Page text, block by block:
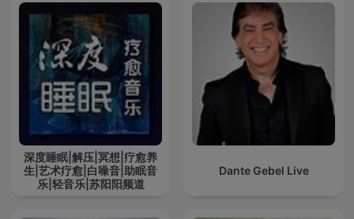
深度睡眠|解压|冥想|疗愈养
生|艺术疗愈|白噪音|助眠音
乐|轻音乐|苏阳阳频道
Dante Gebel Live